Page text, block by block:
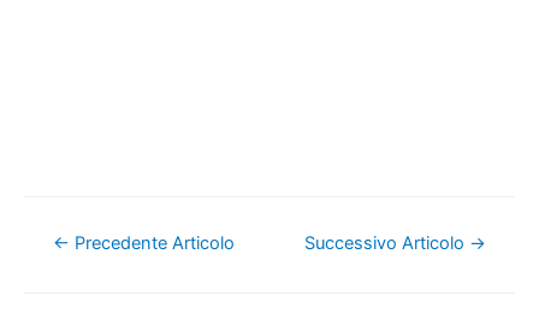
Navigazione
← Precedente Articolo Successivo Articolo →